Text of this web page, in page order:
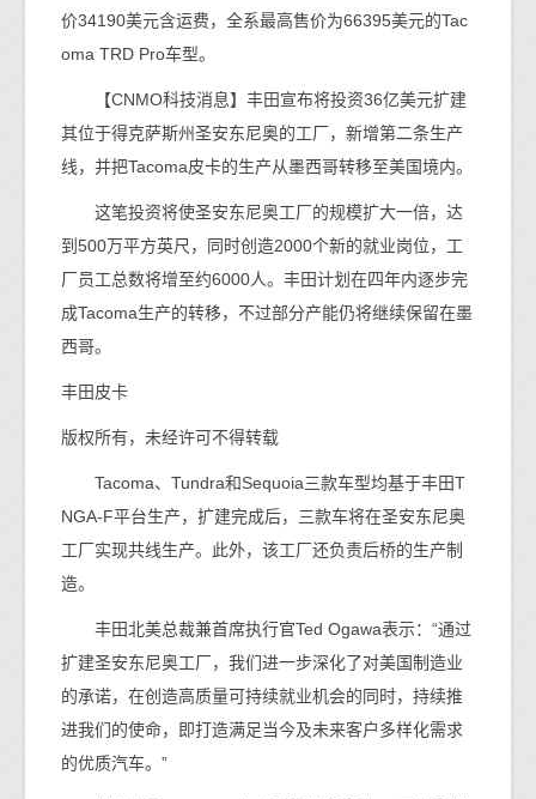
价34190美元含运费，全系最高售价为66395美元的Tac
oma TRD Pro车型。
【CNMO科技消息】丰田宣布将投资36亿美元扩建
其位于得克萨斯州圣安东尼奥的工厂，新增第二条生产
线，并把Tacoma皮卡的生产从墨西哥转移至美国境内。
这笔投资将使圣安东尼奥工厂的规模扩大一倍，达
到500万平方英尺，同时创造2000个新的就业岗位，工
厂员工总数将增至约6000人。丰田计划在四年内逐步完
成Tacoma生产的转移，不过部分产能仍将继续保留在墨
西哥。
丰田皮卡
版权所有，未经许可不得转载
Tacoma、Tundra和Sequoia三款车型均基于丰田T
NGA-F平台生产，扩建完成后，三款车将在圣安东尼奥
工厂实现共线生产。此外，该工厂还负责后桥的生产制
造。
丰田北美总裁兼首席执行官Ted Ogawa表示：“通过
扩建圣安东尼奥工厂，我们进一步深化了对美国制造业
的承诺，在创造高质量可持续就业机会的同时，持续推
进我们的使命，即打造满足当今及未来客户多样化需求
的优质汽车。”